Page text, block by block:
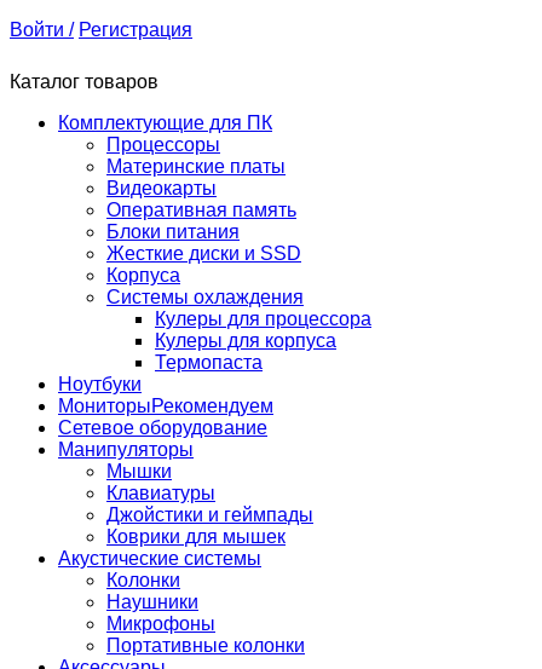
Войти / Регистрация
Каталог товаров
Комплектующие для ПК
Процессоры
Материнские платы
Видеокарты
Оперативная память
Блоки питания
Жесткие диски и SSD
Корпуса
Системы охлаждения
Кулеры для процессора
Кулеры для корпуса
Термопаста
Ноутбуки
МониторыРекомендуем
Сетевое оборудование
Манипуляторы
Мышки
Клавиатуры
Джойстики и геймпады
Коврики для мышек
Акустические системы
Колонки
Наушники
Микрофоны
Портативные колонки